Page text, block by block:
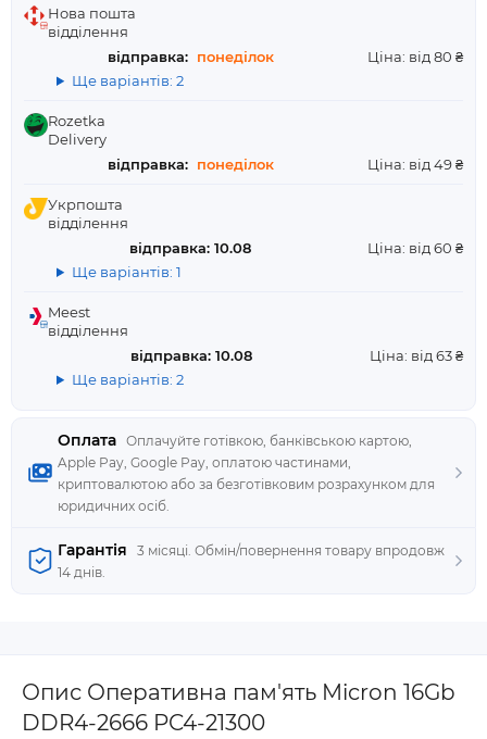
Оплата Оплачуйте готівкою, банківською картою,
Apple Pay, Google Pay, оплатою частинами,
криптовалютою або за безготівковим розрахунком для
юридичних осіб.
Нова пошта
відділення
відправка: понеділок
Ціна: від 80 ₴
Ще варіантів: 2
Rozetka
Delivery
відправка: понеділок Ціна: від 49 ₴
Укрпошта
відділення
відправка: 10.08
Ціна: від 60 ₴
Ще варіантів: 1
Meest
відділення
відправка: 10.08
Ціна: від 63 ₴
Ще варіантів: 2
Гарантія
3 місяці. Обмін/повернення товару впродовж
14 днів.
Опис Оперативна пам'ять Micron 16Gb
DDR4-2666 PC4-21300